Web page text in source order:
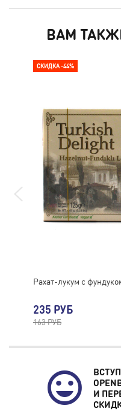
ВАМ
СКИДКА -44%
Рахат-лукум с
235 РУБ
163 РУБ
И